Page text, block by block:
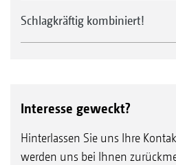
Schlagkräftig kombiniert!
Interesse geweckt?
Hinterlassen Sie uns Ihre
werden uns bei Ihnen